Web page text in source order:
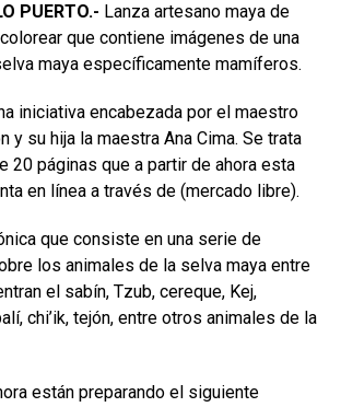
PUERTO.- Lanza artesano maya de
que contiene imágenes de una
maya específicamente mamíferos.
iniciativa encabezada por el maestro
y su hija la maestra Ana Cima. Se trata
20 páginas que a partir de ahora esta
en línea a través de (mercado libre).
que consiste en una serie de
los animales de la selva maya entre
el sabín, Tzub, cereque, Kej,
chi’ik, tejón, entre otros animales de la
están preparando el siguiente